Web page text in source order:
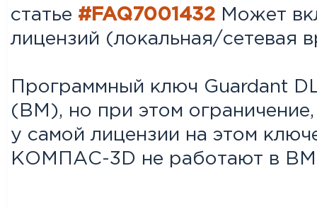
статье #FAQ7001432 Может
лицензий (локальная/сетевая
Программный ключ Guardant
(ВМ), но при этом
у самой лицензии на этом
КОМПАС-3D не работают в